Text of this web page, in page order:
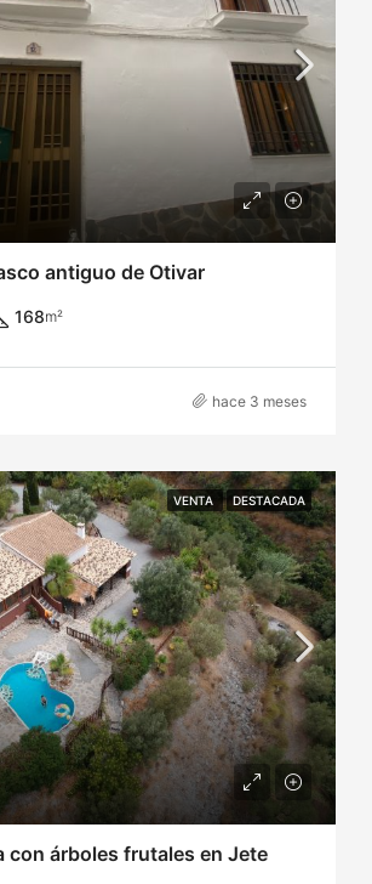
antiguo de Otivar
168m²
hace 3 meses
VENTA DESTACADA
con árboles frutales en Jete